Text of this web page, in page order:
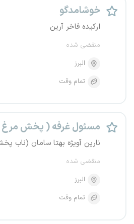
خوشامدگو
ارکیده فاخر آرین
منقضی شده
البرز
تمام وقت
مسئول غرفه ( پخش
نارین آویژه بهتا سامان (ناب
منقضی شده
البرز
تمام وقت